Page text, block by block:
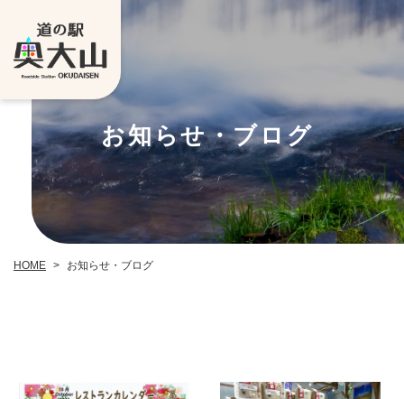
お知らせ・ブログ
HOME > お知らせ・ブログ